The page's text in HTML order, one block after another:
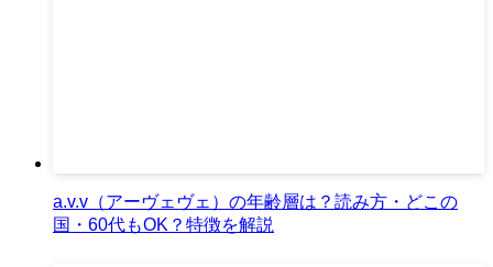
a.v.v（アーヴェヴェ）の年齢層は？読み方・どこの
国・60代もOK？特徴を解説